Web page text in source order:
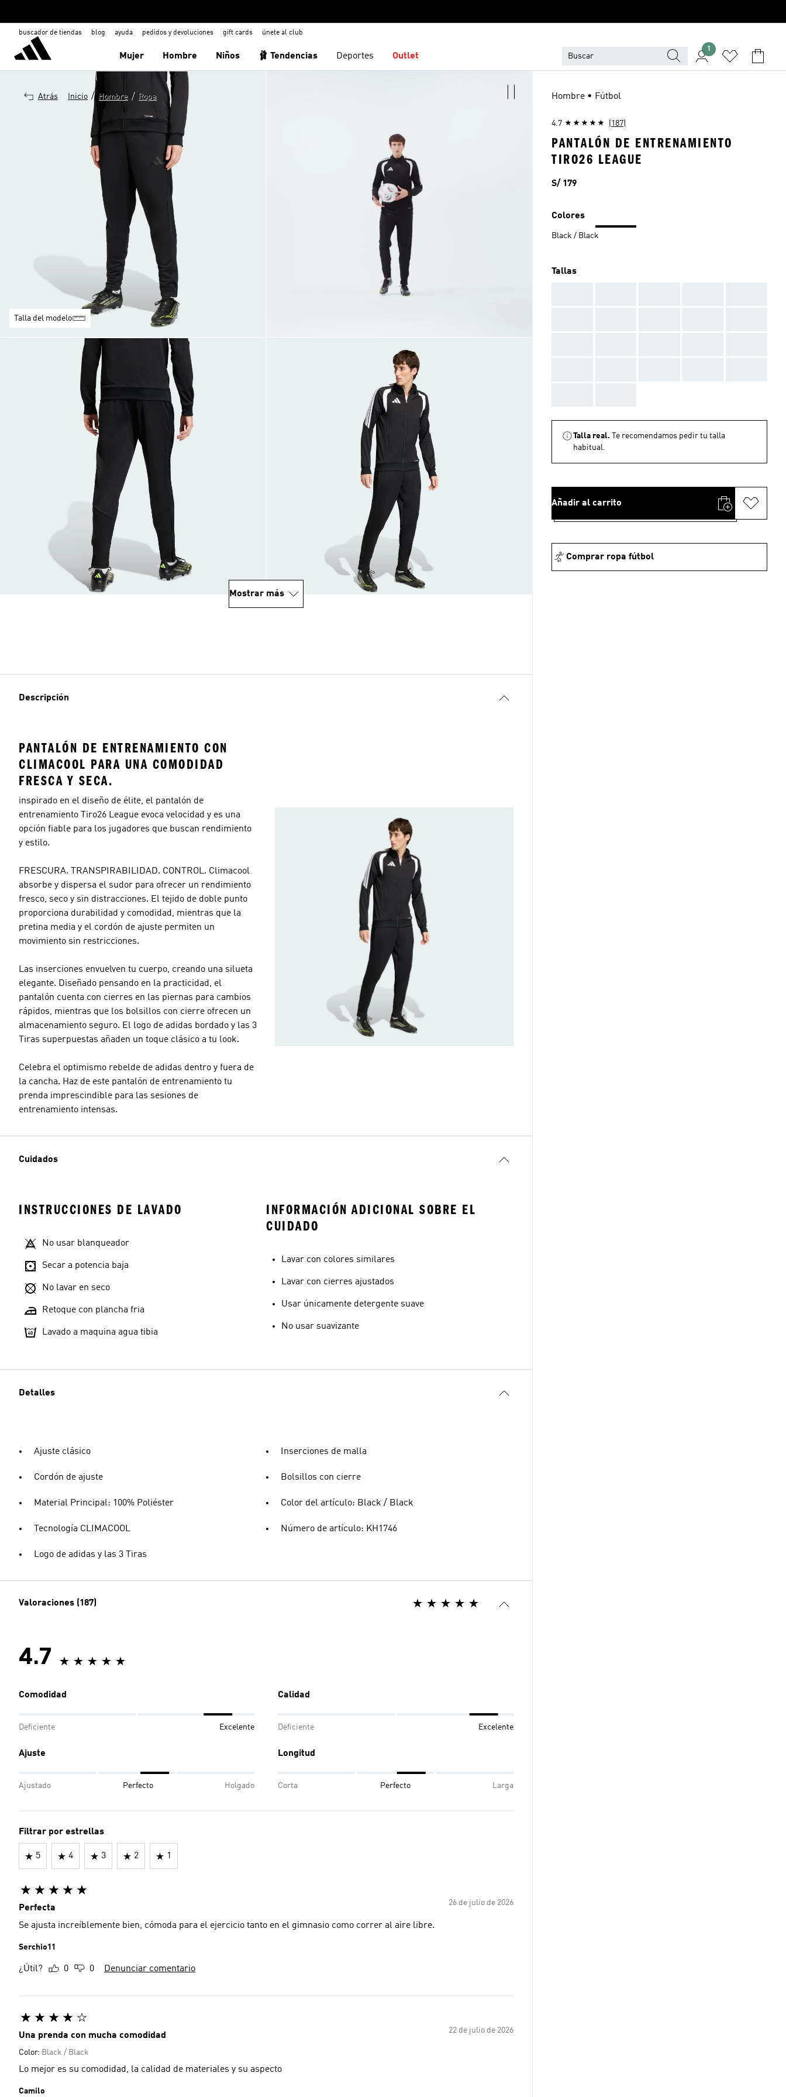
buscador de tiendas blog ayuda pedidos y devoluciones gift cards únete al club
Mujer Hombre Niños 🩰 Tendencias Deportes Outlet
1
Atrás Inicio / Hombre / Ropa
Talla del modelo
Mostrar más
Descripción
PANTALÓN DE ENTRENAMIENTO CON
CLIMACOOL PARA UNA COMODIDAD
FRESCA Y SECA.
inspirado en el diseño de élite, el pantalón de
entrenamiento Tiro26 League evoca velocidad y es una
opción fiable para los jugadores que buscan rendimiento
y estilo.
FRESCURA. TRANSPIRABILIDAD. CONTROL. Climacool
absorbe y dispersa el sudor para ofrecer un rendimiento
fresco, seco y sin distracciones. El tejido de doble punto
proporciona durabilidad y comodidad, mientras que la
pretina media y el cordón de ajuste permiten un
movimiento sin restricciones.
Las inserciones envuelven tu cuerpo, creando una silueta
elegante. Diseñado pensando en la practicidad, el
pantalón cuenta con cierres en las piernas para cambios
rápidos, mientras que los bolsillos con cierre ofrecen un
almacenamiento seguro. El logo de adidas bordado y las 3
Tiras superpuestas añaden un toque clásico a tu look.
Celebra el optimismo rebelde de adidas dentro y fuera de
la cancha. Haz de este pantalón de entrenamiento tu
prenda imprescindible para las sesiones de
entrenamiento intensas.
Cuidados
INSTRUCCIONES DE LAVADO
No usar blanqueador
Secar a potencia baja
No lavar en seco
Retoque con plancha fria
Lavado a maquina agua tibia
INFORMACIÓN ADICIONAL SOBRE EL
CUIDADO
Lavar con colores similares
Lavar con cierres ajustados
Usar únicamente detergente suave
No usar suavizante
Detalles
Ajuste clásico
Cordón de ajuste
Material Principal: 100% Poliéster
Tecnología CLIMACOOL
Logo de adidas y las 3 Tiras
Inserciones de malla
Bolsillos con cierre
Color del artículo: Black / Black
Número de artículo: KH1746
Valoraciones (187)
4.7
Comodidad
Deficiente Excelente
Calidad
Deficiente Excelente
Ajuste
Ajustado Perfecto Holgado
Longitud
Corta Perfecto Larga
Filtrar por estrellas
5 4 3 2 1
26 de julio de 2026
Perfecta
Se ajusta increíblemente bien, cómoda para el ejercicio tanto en el gimnasio como correr al aire libre.
Serchio11
¿Útil? 0 0 Denunciar comentario
22 de julio de 2026
Una prenda con mucha comodidad
Color: Black / Black
Lo mejor es su comodidad, la calidad de materiales y su aspecto
Camilo
Hombre • Fútbol
4.7 (187)
PANTALÓN DE ENTRENAMIENTO
TIRO26 LEAGUE
Precio
S/ 179
Colores
Black / Black
Tallas
Talla real.
Te recomendamos pedir tu talla
habitual.
Añadir al carrito
Comprar ropa fútbol